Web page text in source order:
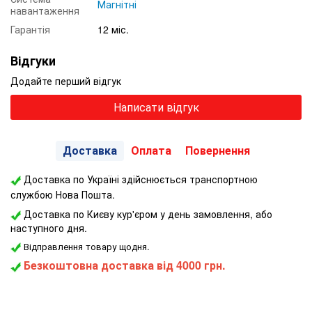
навантаження
Магнітні
Гарантія
12 міс.
Відгуки
Додайте перший відгук
Написати відгук
Доставка Оплата Повернення
Доставка по Україні здійснюється транспортною
службою Нова Пошта.
Доставка по Києву кур'єром у день замовлення, або
наступного дня.
Відправлення товару щодня.
Безкоштовна доставка від 4000 грн.